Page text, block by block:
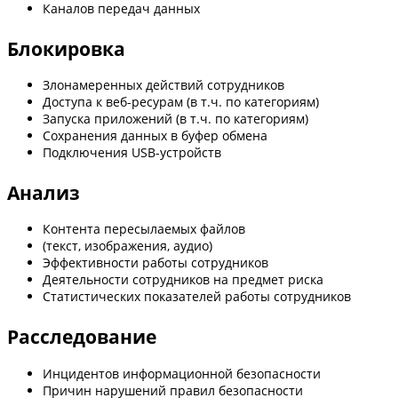
Каналов передач данных
Блокировка
Злонамеренных действий сотрудников
Доступа к веб-ресурам (в т.ч. по категориям)
Запуска приложений (в т.ч. по категориям)
Сохранения данных в буфер обмена
Подключения USB-устройств
Анализ
Контента пересылаемых файлов
(текст, изображения, аудио)
Эффективности работы сотрудников
Деятельности сотрудников на предмет риска
Статистических показателей работы сотрудников
Расследование
Инцидентов информационной безопасности
Причин нарушений правил безопасности